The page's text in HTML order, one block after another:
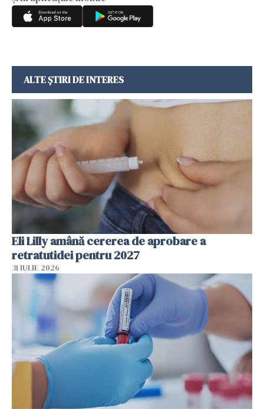
ALTE ȘTIRI DE INTERES
Eli Lilly amână cererea de aprobare a
retratutidei pentru 2027
31 IULIE 2026